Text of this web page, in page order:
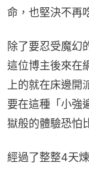
命，也堅決不再
除了要忍受魔幻
這位博主後來在
上的就在床邊
要在這種「小強
獄般的體驗恐怕
經過了整整4天